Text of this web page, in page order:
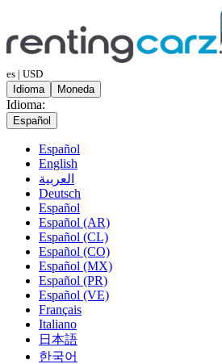
es | USD
Idioma
Moneda
Idioma:
Español
Español
English
العربية
Deutsch
Español
Español (AR)
Español (CL)
Español (CO)
Español (MX)
Español (PR)
Español (VE)
Français
Italiano
日本語
한국어